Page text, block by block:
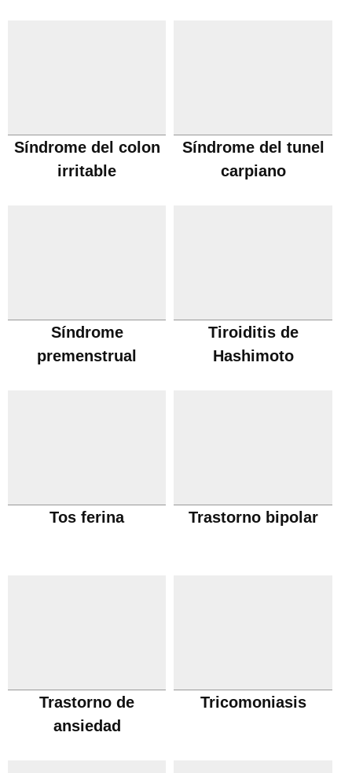
Síndrome del colon
irritable
Síndrome del tunel
carpiano
Síndrome
premenstrual
Tiroiditis de
Hashimoto
Tos ferina Trastorno bipolar
Trastorno de
ansiedad
Tricomoniasis